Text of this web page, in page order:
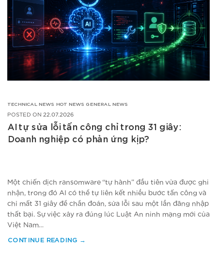
TECHNICAL NEWS HOT NEWS GENERAL NEWS
POSTED ON 22.07.2026
AI tự sửa lỗi tấn công chỉ trong 31 giây:
Doanh nghiệp có phản ứng kịp?
Một chiến dịch ransomware “tự hành” đầu tiên vừa được ghi
nhận, trong đó AI có thể tự liên kết nhiều bước tấn công và
chỉ mất 31 giây để chẩn đoán, sửa lỗi sau một lần đăng nhập
thất bại. Sự việc xảy ra đúng lúc Luật An ninh mạng mới của
Việt Nam…
CONTINUE READING →